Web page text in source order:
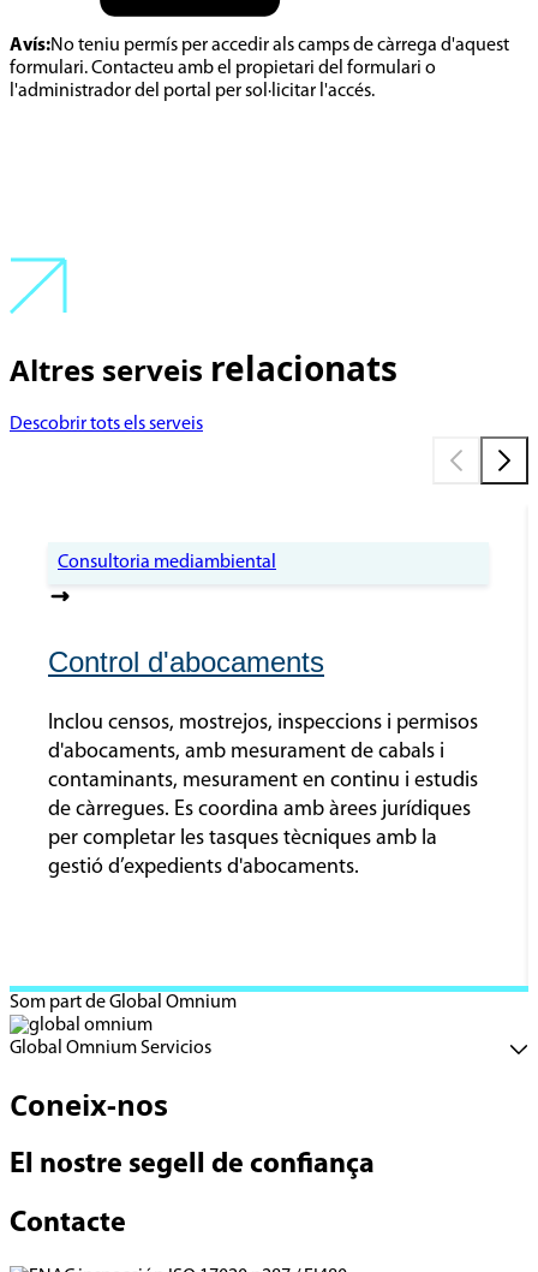
Avís:No teniu permís per accedir als camps de càrrega d'aquest
formulari. Contacteu amb el propietari del formulari o
l'administrador del portal per sol·licitar l'accés.
Altres serveis relacionats
Descobrir tots els serveis
Consultoria mediambiental
Control d'abocaments
Inclou censos, mostrejos, inspeccions i permisos
d'abocaments, amb mesurament de cabals i
contaminants, mesurament en continu i estudis
de càrregues. Es coordina amb àrees jurídiques
per completar les tasques tècniques amb la
gestió d’expedients d'abocaments.
Som part de Global Omnium
Global Omnium Servicios
Coneix-nos
El nostre segell de confiança
Contacte